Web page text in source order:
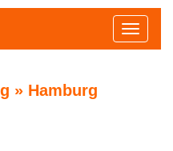
Toggle
» Hamburg